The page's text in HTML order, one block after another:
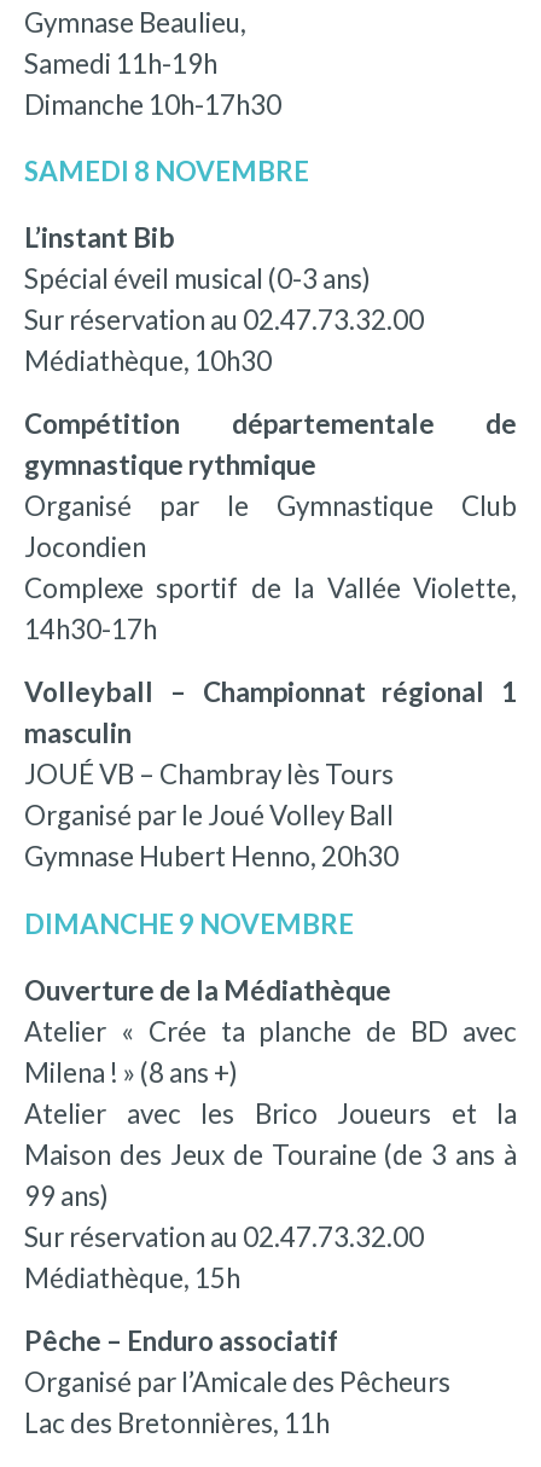
Gymnase Beaulieu,
Samedi 11h-19h
Dimanche 10h-17h30
SAMEDI 8 NOVEMBRE
L’instant Bib
Spécial éveil musical (0-3 ans)
Sur réservation au 02.47.73.32.00
Médiathèque, 10h30
Compétition départementale de
gymnastique rythmique
Organisé par le Gymnastique Club
Jocondien
Complexe sportif de la Vallée Violette,
14h30-17h
Volleyball – Championnat régional 1
masculin
JOUÉ VB – Chambray lès Tours
Organisé par le Joué Volley Ball
Gymnase Hubert Henno, 20h30
DIMANCHE 9 NOVEMBRE
Ouverture de la Médiathèque
Atelier « Crée ta planche de BD avec
Milena ! » (8 ans +)
Atelier avec les Brico Joueurs et la
Maison des Jeux de Touraine (de 3 ans à
99 ans)
Sur réservation au 02.47.73.32.00
Médiathèque, 15h
Pêche – Enduro associatif
Organisé par l’Amicale des Pêcheurs
Lac des Bretonnières, 11h